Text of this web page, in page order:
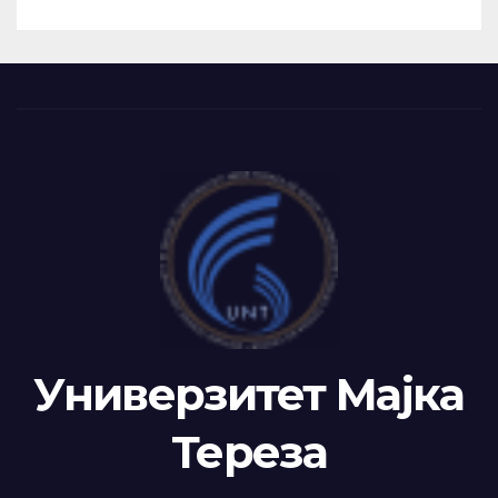
Универзитет Мајка
Тереза